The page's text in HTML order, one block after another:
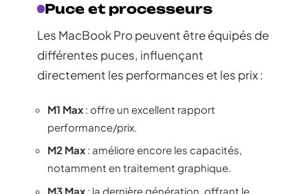
Puce et processeurs
Les MacBook Pro peuvent être équipés de
différentes puces, influençant
directement les performances et les prix :
M1 Max : offre un excellent rapport
performance/prix.
M2 Max : améliore encore les capacités,
notamment en traitement graphique.
M3 Max : la dernière génération, offrant le